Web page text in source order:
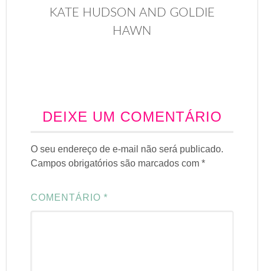
KATE HUDSON AND GOLDIE
HAWN
DEIXE UM COMENTÁRIO
O seu endereço de e-mail não será publicado.
Campos obrigatórios são marcados com*
COMENTÁRIO*